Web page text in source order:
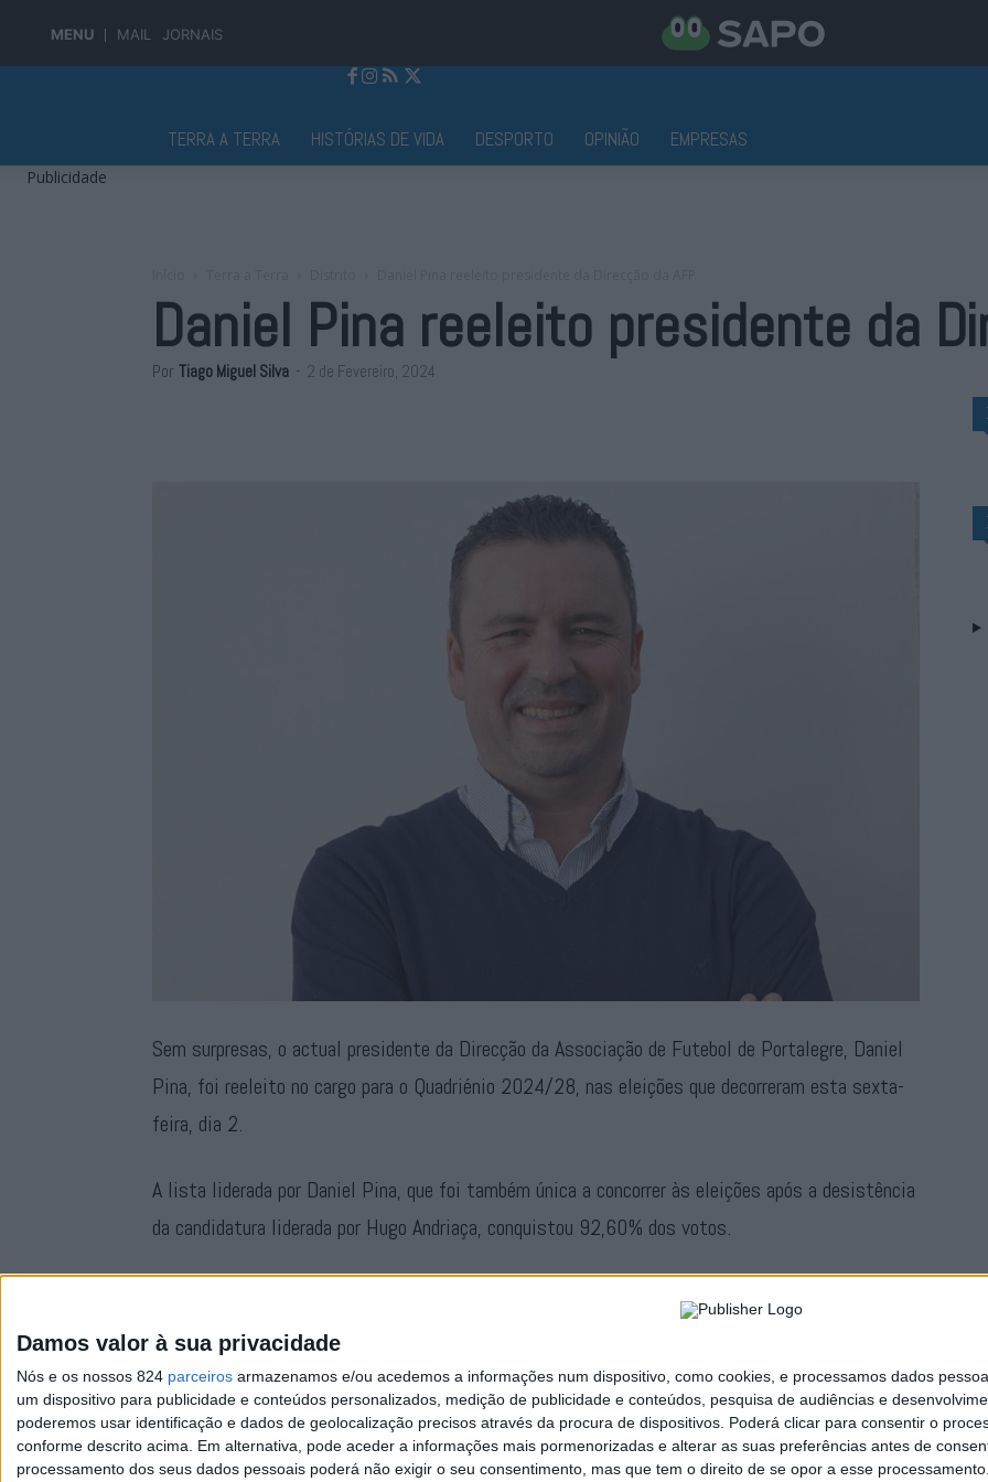
Damos valor à sua privacidade
Nós e os nossos 824 parceiros armazenamos e/ou acedemos a informações num dispositivo, como cookies, e processamos dados
um dispositivo para publicidade e conteúdos personalizados, medição de publicidade e conteúdos, pesquisa de audiências e
poderemos usar identificação e dados de geolocalização precisos através da procura de dispositivos. Poderá clicar para consentir o
conforme descrito acima. Em alternativa, pode aceder a informações mais pormenorizadas e alterar as suas preferências antes de
processamento dos seus dados pessoais poderá não exigir o seu consentimento, mas que tem o direito de se opor a esse
MENU MAIL JORNAIS
TERRA A TERRA HISTÓRIAS DE VIDA DESPORTO OPINIÃO EMPRESAS
Publicidade
Daniel Pina reeleito presidente da
Por Tiago Miguel Silva - 2 de Fevereiro, 2024
Sem surpresas, o actual presidente da Direcção da Associação de Futebol de Portalegre, Daniel
Pina, foi reeleito no cargo para o Quadriénio 2024/28, nas eleições que decorreram esta sexta-
feira, dia 2.
A lista liderada por Daniel Pina, que foi também única a concorrer às eleições após a desistência
da candidatura liderada por Hugo Andriaça, conquistou 92,60% dos votos.
branco
Publicidade